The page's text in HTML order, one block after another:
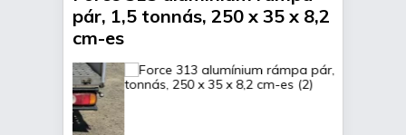
pár, 1,5 tonnás, 250 x 35 x 8,2
cm-es